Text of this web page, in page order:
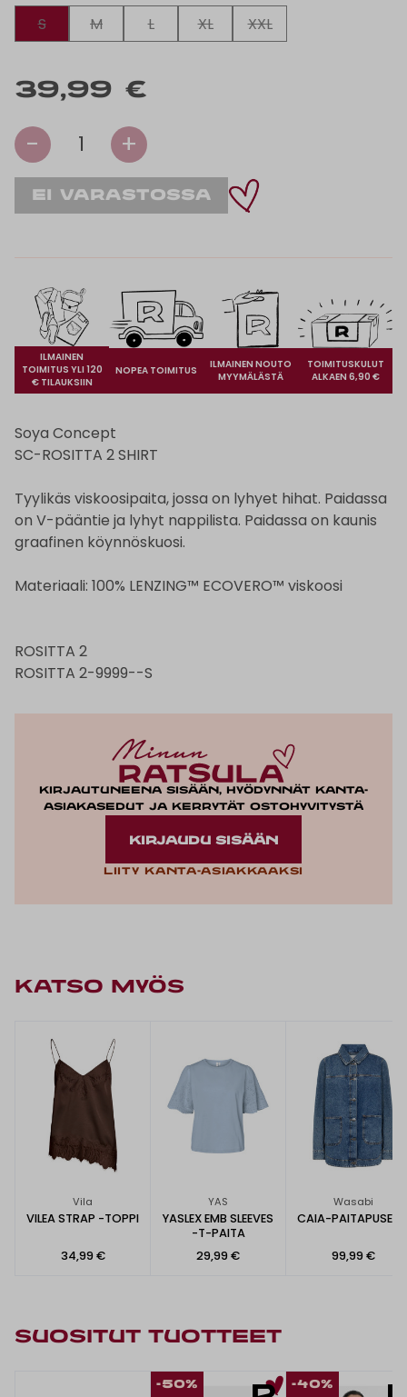
S
M L XL XXL
39,99 €
- 1 +
ILMAINEN
TOIMITUS YLI 120
€ TILAUKSIIN
NOPEA TOIMITUS
ILMAINEN NOUTO
MYYMÄLÄSTÄ
TOIMITUSKULUT
ALKAEN 6,90 €
Soya Concept
SC-ROSITTA 2 SHIRT
Tyylikäs viskoosipaita, jossa on lyhyet hihat. Paidassa
on V-pääntie ja lyhyt nappilista. Paidassa on kaunis
graafinen köynnöskuosi.
Materiaali: 100% LENZING™ ECOVERO™ viskoosi
ROSITTA 2
ROSITTA 2-9999--S
Kirjautuneena sisään, hyödynnät kanta-
asiakasedut ja kerrytät ostohyvitystä
KIRJAUDU SISÄÄN
Liity kanta-asiakkaaksi
KATSO MYÖS
Vila
VILEA STRAP -TOPPI
34,99 €
YAS
YASLEX EMB SLEEVES
-T-PAITA
29,99 €
Wasabi
CAIA-
99,99 €
SUOSITUT TUOTTEET
-50% -40%